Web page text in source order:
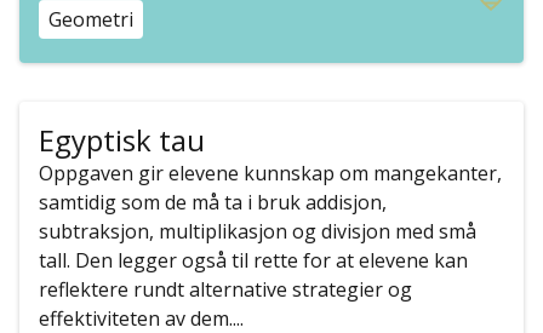
Geometri
Egyptisk tau
Oppgaven gir elevene kunnskap om mangekanter,
samtidig som de må ta i bruk addisjon,
subtraksjon, multiplikasjon og divisjon med små
tall. Den legger også til rette for at elevene kan
reflektere rundt alternative strategier og
effektiviteten av dem....